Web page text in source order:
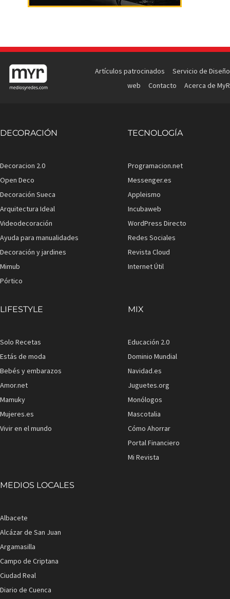
Artículos patrocinados
Servicio de Diseño
web
Contacto Acerca de MyR
DECORACIÓN
Decoracion 2.0
Open Deco
Decoración Sueca
Arquitectura Ideal
Videodecoración
Ayuda para manualidades
Decoración y jardines
Mimub
Pórtico
TECNOLOGÍA
Programacion.net
Messenger.es
Appleismo
Incubaweb
WordPress Directo
Redes Sociales
Revista Cloud
Internet Útil
LIFESTYLE
Solo Recetas
Estás de moda
Bebés y embarazos
Amor.net
Mamuky
Mujeres.es
Vivir en el mundo
MIX
Educación 2.0
Dominio Mundial
Navidad.es
Juguetes.org
Monólogos
Mascotalia
Cómo Ahorrar
Portal Financiero
Mi Revista
MEDIOS LOCALES
Albacete
Alcázar de San Juan
Argamasilla
Campo de Criptana
Ciudad Real
Diario de Cuenca